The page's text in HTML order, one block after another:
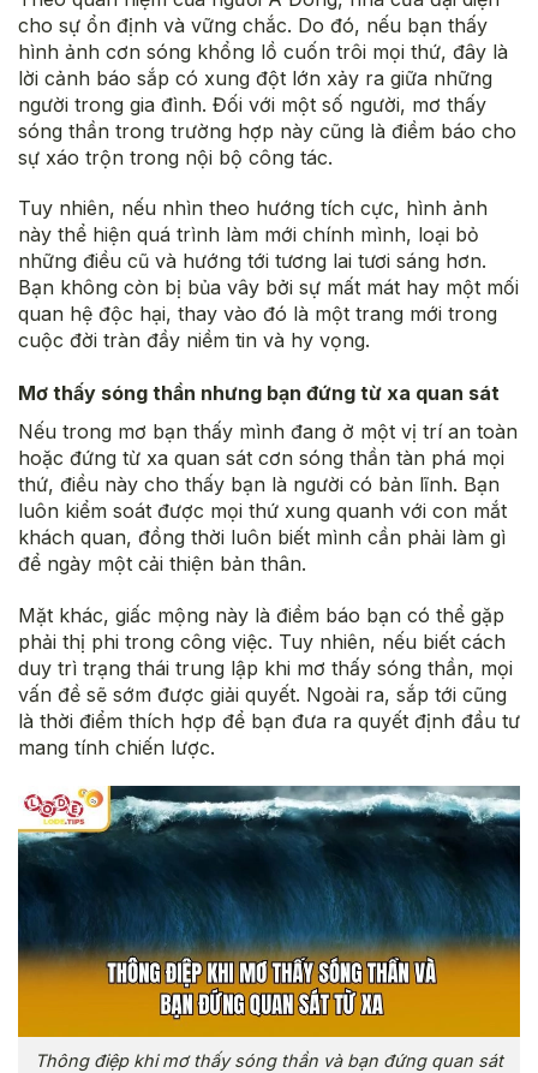
cho sự ổn định và vững chắc. Do đó, nếu bạn thấy
hình ảnh cơn sóng khổng lồ cuốn trôi mọi thứ, đây là
lời cảnh báo sắp có xung đột lớn xảy ra giữa những
người trong gia đình. Đối với một số người, mơ thấy
sóng thần trong trường hợp này cũng là điềm báo cho
sự xáo trộn trong nội bộ công tác.
Tuy nhiên, nếu nhìn theo hướng tích cực, hình ảnh
này thể hiện quá trình làm mới chính mình, loại bỏ
những điều cũ và hướng tới tương lai tươi sáng hơn.
Bạn không còn bị bủa vây bởi sự mất mát hay một mối
quan hệ độc hại, thay vào đó là một trang mới trong
cuộc đời tràn đầy niềm tin và hy vọng.
Mơ thấy sóng thần nhưng bạn đứng từ xa quan sát
Nếu trong mơ bạn thấy mình đang ở một vị trí an toàn
hoặc đứng từ xa quan sát cơn sóng thần tàn phá mọi
thứ, điều này cho thấy bạn là người có bản lĩnh. Bạn
luôn kiểm soát được mọi thứ xung quanh với con mắt
khách quan, đồng thời luôn biết mình cần phải làm gì
để ngày một cải thiện bản thân.
Mặt khác, giấc mộng này là điềm báo bạn có thể gặp
phải thị phi trong công việc. Tuy nhiên, nếu biết cách
duy trì trạng thái trung lập khi mơ thấy sóng thần, mọi
vấn đề sẽ sớm được giải quyết. Ngoài ra, sắp tới cũng
là thời điểm thích hợp để bạn đưa ra quyết định đầu tư
mang tính chiến lược.
Thông điệp khi mơ thấy sóng thần và bạn đứng quan sát